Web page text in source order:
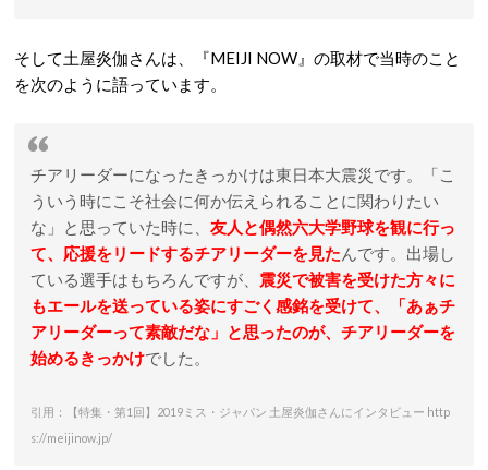
そして土屋炎伽さんは、『MEIJI NOW』の取材で当時のこと
を次のように語っています。
チアリーダーになったきっかけは東日本大震災です。「こ
ういう時にこそ社会に何か伝えられることに関わりたい
な」と思っていた時に、 友人と偶然六大学野球を観に行っ
て、応援をリードするチアリーダーを見たんです。出場し
ている選手はもちろんですが、 震災で被害を受けた方々に
もエールを送っている姿にすごく感銘を受けて、「あぁチ
アリーダーって素敵だな」と思ったのが、チアリーダーを
始めるきっかけでした。
引用：【特集・第1回】2019ミス・ジャパン 土屋炎伽さんにインタビュー http
s://meijinow.jp/